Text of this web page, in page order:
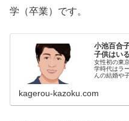
学（卒業）です。
小池百合
子供はい
女性初の東
学時代はラ
んの結婚や
kagerou-kazoku.com